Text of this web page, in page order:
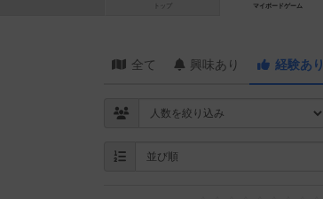
トップ マイボードゲーム
全て 興味あり 経験あり